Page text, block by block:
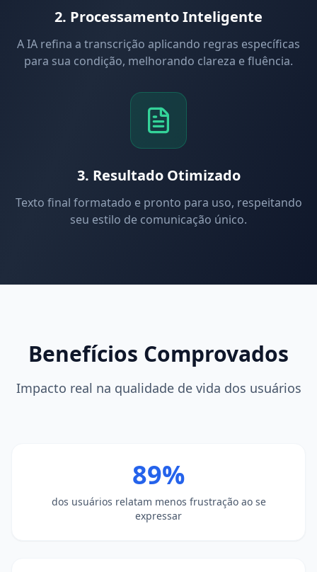
2. Processamento Inteligente
A IA refina a transcrição aplicando regras específicas
para sua condição, melhorando clareza e fluência.
3. Resultado Otimizado
Texto final formatado e pronto para uso, respeitando
seu estilo de comunicação único.
Benefícios Comprovados
Impacto real na qualidade de vida dos usuários
89%
dos usuários relatam menos frustração ao se
expressar